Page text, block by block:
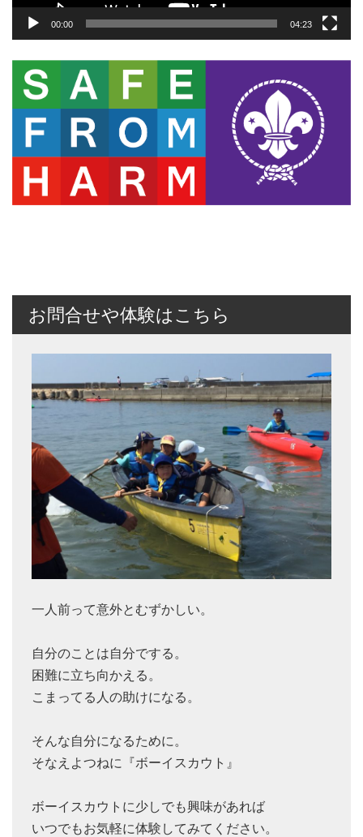
00:00 04:23
お問合せや体験はこちら
一人前って意外とむずかしい。
自分のことは自分でする。
困難に立ち向かえる。
こまってる人の助けになる。
そんな自分になるために。
そなえよつねに『ボーイスカウト』
ボーイスカウトに少しでも興味があれば
いつでもお気軽に体験してみてください。